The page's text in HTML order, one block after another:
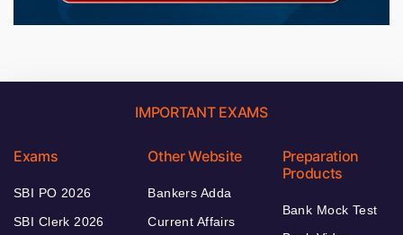
IMPORTANT EXAMS
Exams
SBI PO 2026
SBI Clerk 2026
Other Website
Bankers Adda
Current Affairs
Preparation
Products
Bank Mock Test